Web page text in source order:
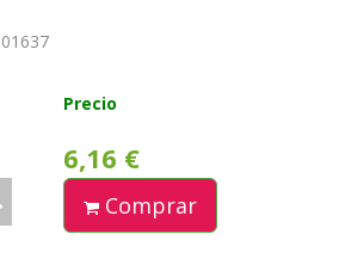
Precio
6,16 €
Comprar